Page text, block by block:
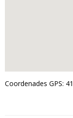
Coordenades GPS: